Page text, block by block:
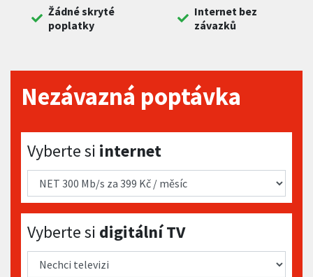
Žádné skryté
poplatky
Internet bez
závazků
Nezávazná poptávka
Vyberte si internet
Vyberte si internet
Vyberte si digitální TV
Vyberte si digitální TV